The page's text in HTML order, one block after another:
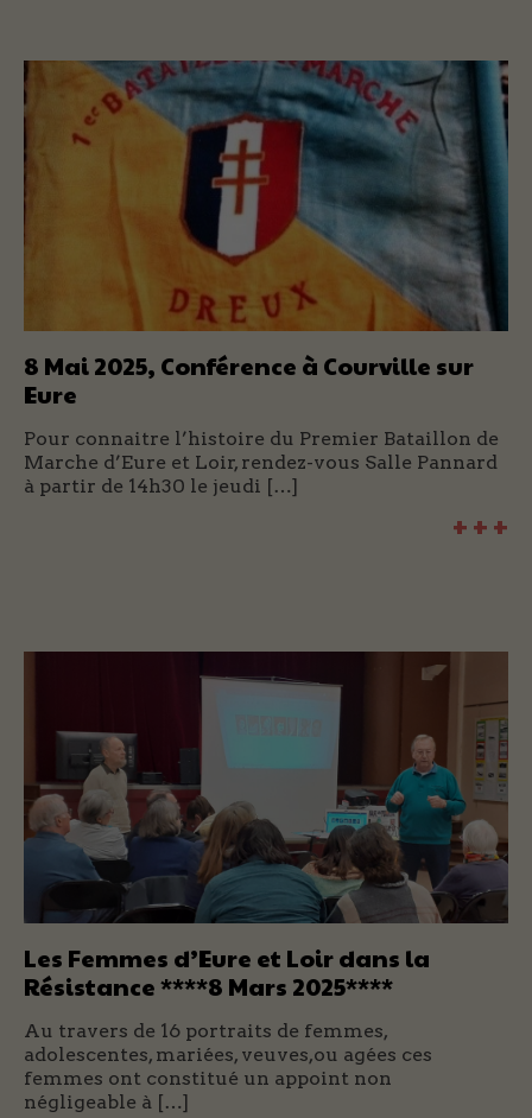
8 Mai 2025, Conférence à Courville sur
Eure
Pour connaitre l’histoire du Premier Bataillon de
Marche d’Eure et Loir, rendez-vous Salle Pannard
à partir de 14h30 le jeudi […]
+ + +
Les Femmes d’Eure et Loir dans la
Résistance ****8 Mars 2025****
Au travers de 16 portraits de femmes,
adolescentes, mariées, veuves,ou agées ces
femmes ont constitué un appoint non
négligeable à […]